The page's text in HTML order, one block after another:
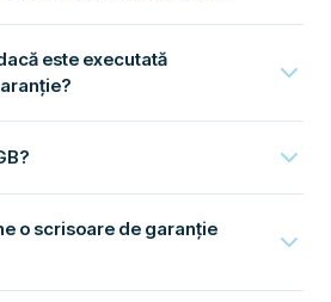
este executată
o scrisoare de garanție